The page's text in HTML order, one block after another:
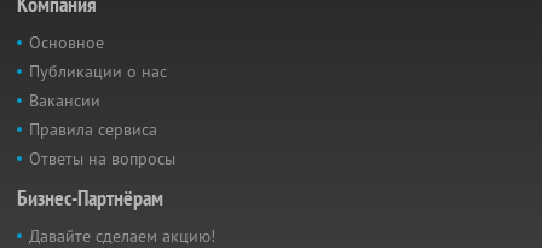
Основное
Публикации о нас
Вакансии
Правила сервиса
Ответы на вопросы
Бизнес-Партнёрам
Давайте сделаем акцию!